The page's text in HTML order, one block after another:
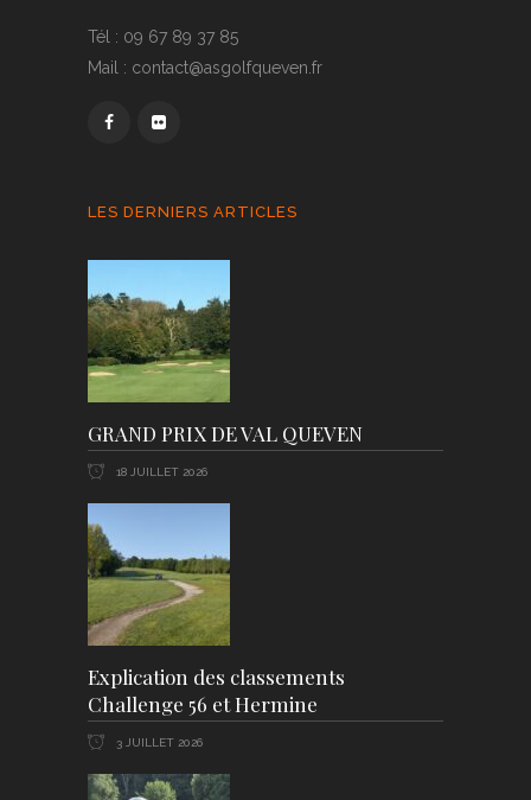
Tél : 09 67 89 37 85
Mail : contact@asgolfqueven.fr
LES DERNIERS ARTICLES
GRAND PRIX DE VAL QUEVEN
18 JUILLET 2026
Explication des classements
Challenge 56 et Hermine
3 JUILLET 2026